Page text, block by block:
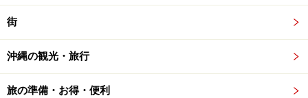
街
沖縄の観光・旅行
旅の準備・お得・便利